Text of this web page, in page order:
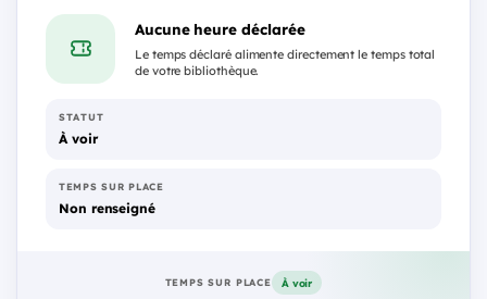
Aucune heure déclarée
Le temps déclaré alimente directement le temps total
de votre bibliothèque.
STATUT
À voir
TEMPS SUR PLACE
Non renseigné
TEMPS SUR PLACE À voir